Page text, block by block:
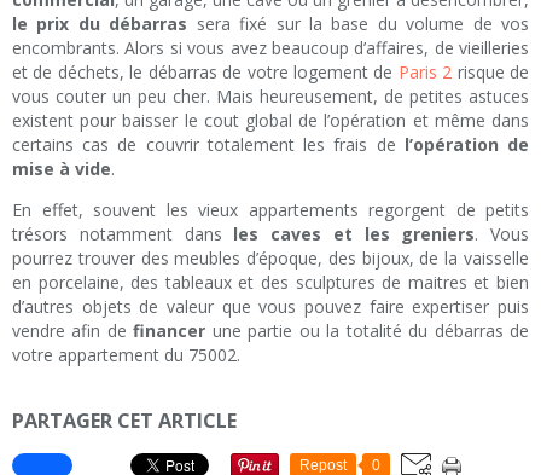
le prix du débarras sera fixé sur la base du volume de vos
encombrants. Alors si vous avez beaucoup d’affaires, de vieilleries
et de déchets, le débarras de votre logement de Paris 2 risque de
vous couter un peu cher. Mais heureusement, de petites astuces
existent pour baisser le cout global de l’opération et même dans
certains cas de couvrir totalement les frais de l’opération de
mise à vide.
En effet, souvent les vieux appartements regorgent de petits
trésors notamment dans les caves et les greniers. Vous
pourrez trouver des meubles d’époque, des bijoux, de la vaisselle
en porcelaine, des tableaux et des sculptures de maitres et bien
d’autres objets de valeur que vous pouvez faire expertiser puis
vendre afin definancer une partie ou la totalité du débarras de
votre appartement du 75002.
PARTAGER CET ARTICLE
Repost 0